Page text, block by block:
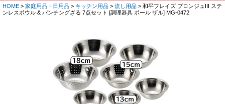
HOME > 家庭用品・日用品 > キッチン用品 > 流し用品 > 和平フレイズ プロンジュIII ステ
ンレスボウル & パンチングざる 7点セット [調理器具 ボール ザル] MG-0472